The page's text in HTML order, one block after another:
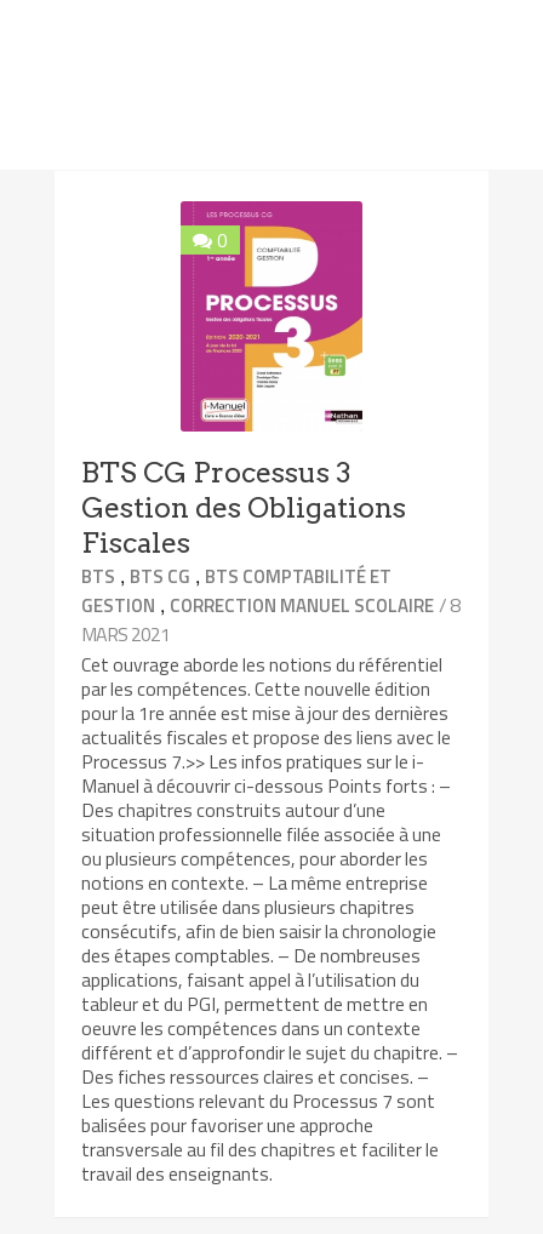
0
BTS CG Processus 3
Gestion des Obligations
Fiscales
BTS , BTS CG , BTS COMPTABILITÉ ET
GESTION , CORRECTION MANUEL SCOLAIRE/ 8
MARS 2021
Cet ouvrage aborde les notions du référentiel
par les compétences. Cette nouvelle édition
pour la 1re année est mise à jour des dernières
actualités fiscales et propose des liens avec le
Processus 7.>> Les infos pratiques sur le i-
Manuel à découvrir ci-dessous Points forts : –
Des chapitres construits autour d’une
situation professionnelle filée associée à une
ou plusieurs compétences, pour aborder les
notions en contexte. – La même entreprise
peut être utilisée dans plusieurs chapitres
consécutifs, afin de bien saisir la chronologie
des étapes comptables. – De nombreuses
applications, faisant appel à l’utilisation du
tableur et du PGI, permettent de mettre en
oeuvre les compétences dans un contexte
différent et d’approfondir le sujet du chapitre. –
Des fiches ressources claires et concises. –
Les questions relevant du Processus 7 sont
balisées pour favoriser une approche
transversale au fil des chapitres et faciliter le
travail des enseignants.